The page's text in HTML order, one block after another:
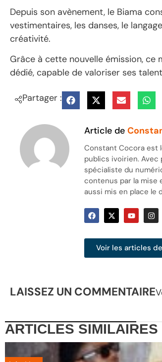
Depuis son avènement, le Biama
vestimentaires, les danses, le
créativité.
Grâce à cette nouvelle émission, ce
dédié, capable de valoriser ses
Partager :
Article de
Constant Cocora est
publics ivoirien. Avec
spécialiste du
contenus par la mise
aussi mis en place le
Voir les articles
LAISSEZ UN COMMENTAIRE
ARTICLES SIMILAIRES